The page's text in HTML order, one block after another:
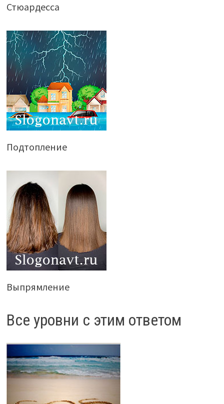
Стюардесса
Подтопление
Выпрямление
Все уровни с этим ответом